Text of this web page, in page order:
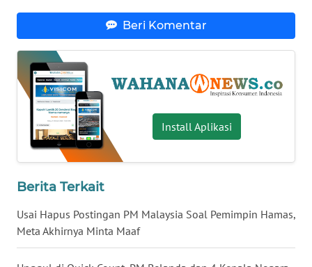
Beri Komentar
Install Aplikasi
Berita Terkait
Usai Hapus Postingan PM Malaysia Soal Pemimpin Hamas,
Meta Akhirnya Minta Maaf
WN
SULTRA
WN
NTB
WN
WN
SULBAR